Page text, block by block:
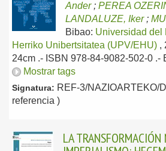
Ander; PEREA
LANDALUZE, Iker;
Bibao: Universidad del
Herriko Unibertsitatea (UPV/EHU) ,
24cm .- ISBN 978-84-9082-502-0 .-
Mostrar tags
Signatura: REF-3/NAZIOARTEKO/
referencia )
LA TRANSFORMACIÓN